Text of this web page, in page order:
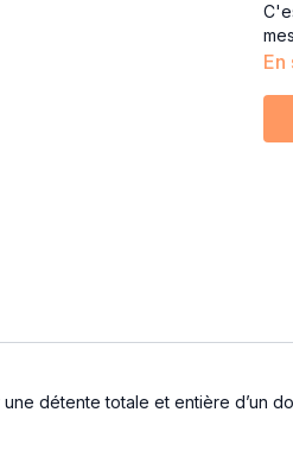
En
détente totale et entière